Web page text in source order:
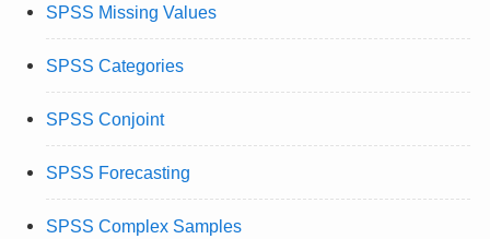
SPSS Missing Values
SPSS Categories
SPSS Conjoint
SPSS Forecasting
SPSS Complex Samples